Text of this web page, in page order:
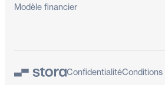
Modèle financier
ConfidentialitéConditions